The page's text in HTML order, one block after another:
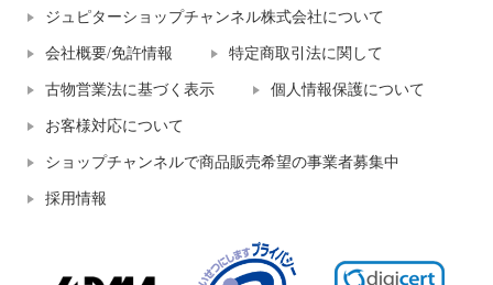
ジュピターショップチャンネル株式会社について
会社概要/免許情報 特定商取引法に関して
古物営業法に基づく表示 個人情報保護について
お客様対応について
ショップチャンネルで商品販売希望の事業者募集中
採用情報